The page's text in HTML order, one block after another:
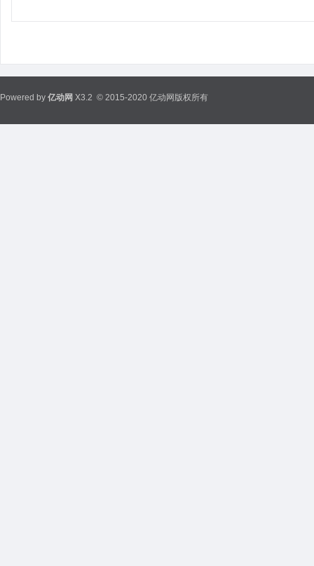
Powered by 亿动网 X3.2 © 2015-2020 亿动网版权所有